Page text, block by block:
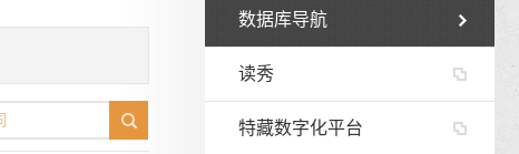
数据库导航
读秀
特藏数字化平台